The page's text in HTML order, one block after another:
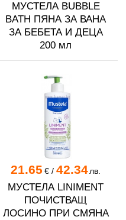
МУСТЕЛА BUBBLE
BATH ПЯНА ЗА ВАНА
ЗА БЕБЕТА И ДЕЦА
200 мл
21.65 €/ 42.34лв.
МУСТЕЛА LINIMENT
ПОЧИСТВАЩ
ЛОСИНО ПРИ СМЯНА